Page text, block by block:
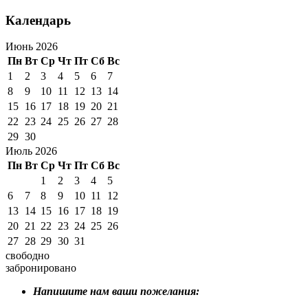
Календарь
Июнь 2026
Пн Вт Ср Чт Пт Сб Вс
1
2 3 4 5 6
7
8
9 10 11 12 13 14
15 16 17 18 19 20 21
22
23 24 25 26 27 28
29 30
Июль 2026
Пн Вт Ср Чт Пт Сб Вс
1
2 3 4
5
6
7 8 9 10 11
12
13 14 15 16 17 18 19
20 21 22 23 24 25 26
27 28 29 30 31
свободно
забронировано
Напишите нам ваши пожелания: